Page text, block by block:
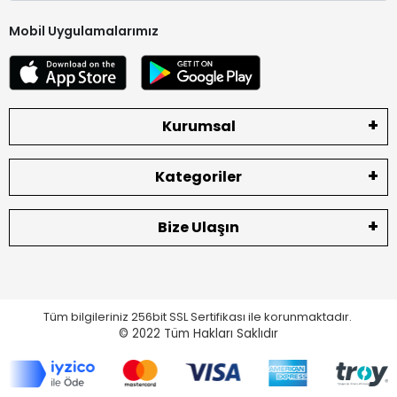
Mobil Uygulamalarımız
Kurumsal
Kategoriler
Bize Ulaşın
Tüm bilgileriniz 256bit SSL Sertifikası ile korunmaktadır.
© 2022 Tüm Hakları Saklıdır